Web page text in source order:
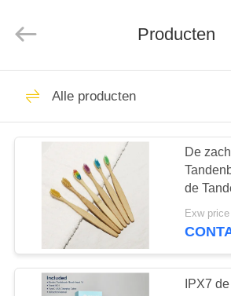
HUIS
PRODUCTEN
VIDEO'S
ONGEVEER
ONS
CENTER.
Mondelinge
Zorgtandpasta
Tanden die
Producten
Alle producten
De
de
IPX7